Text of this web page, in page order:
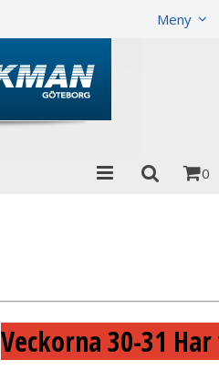
Meny
0
Veckorna 30-31